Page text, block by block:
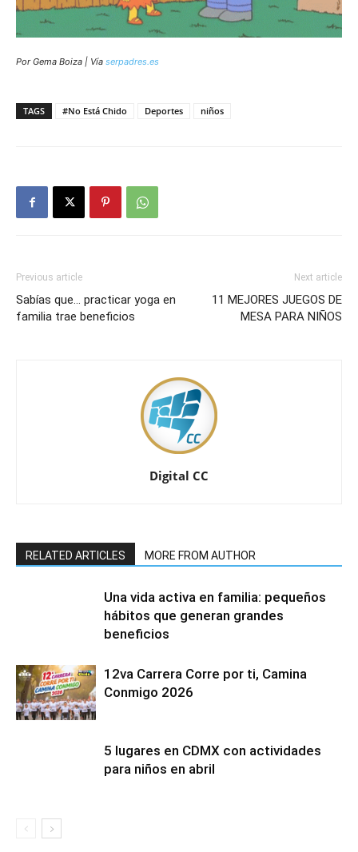
Por Gema Boiza | Vía serpadres.es
TAGS #No Está Chido Deportes niños
Previous article
Sabías que… practicar yoga en
familia trae beneficios
Next article
11 MEJORES JUEGOS DE
MESA PARA NIÑOS
Digital CC
RELATED ARTICLES MORE FROM AUTHOR
Una vida activa en familia: pequeños
hábitos que generan grandes
beneficios
12va Carrera Corre por ti, Camina
Conmigo 2026
5 lugares en CDMX con actividades
para niños en abril